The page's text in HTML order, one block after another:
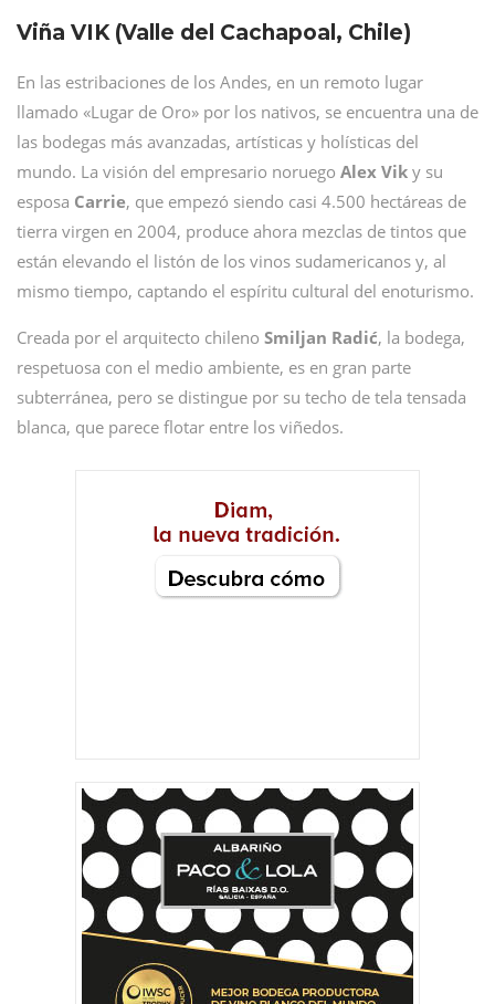
Viña VIK (Valle del Cachapoal, Chile)
En las estribaciones de los Andes, en un remoto lugar
llamado «Lugar de Oro» por los nativos, se encuentra una de
las bodegas más avanzadas, artísticas y holísticas del
mundo. La visión del empresario noruego Alex Vik y su
esposa Carrie, que empezó siendo casi 4.500 hectáreas de
tierra virgen en 2004, produce ahora mezclas de tintos que
están elevando el listón de los vinos sudamericanos y, al
mismo tiempo, captando el espíritu cultural del enoturismo.
Creada por el arquitecto chileno Smiljan Radić, la bodega,
respetuosa con el medio ambiente, es en gran parte
subterránea, pero se distingue por su techo de tela tensada
blanca, que parece flotar entre los viñedos.